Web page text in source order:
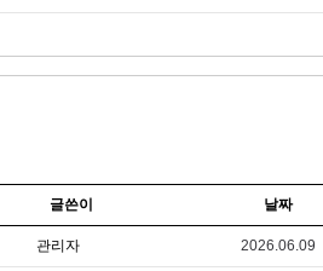
글쓴이 날짜
관리자 2026.06.09